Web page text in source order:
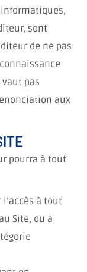
sont
de ne pas
pas
aux
pourra à tout
à tout
Site, ou à